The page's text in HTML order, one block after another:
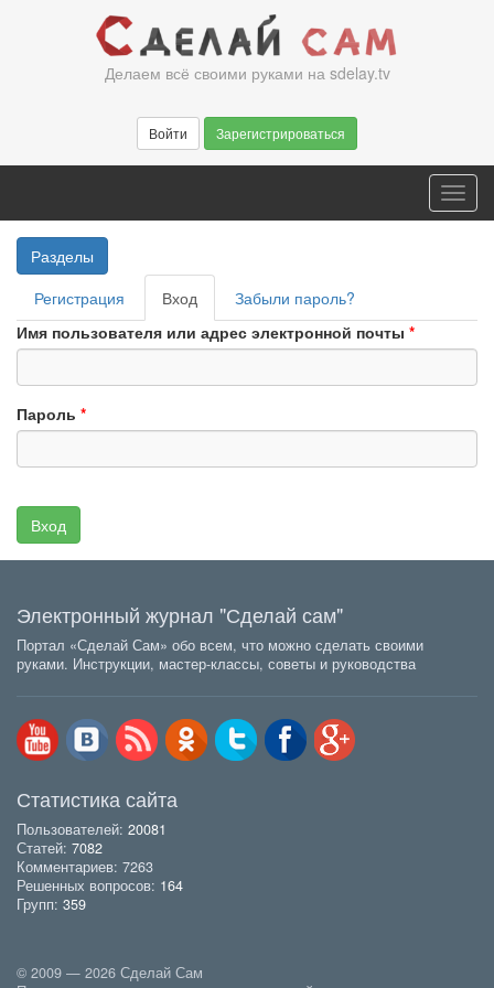
Делаем всё своими руками на sdelay.tv
Войти Зарегистрироваться
Разделы
Главные
вкладки
Регистрация Вход (активная
вкладка)
Забыли пароль?
Имя пользователя или адрес электронной почты *
Пароль *
Вход
Электронный журнал "Сделай сам"
Портал «Сделай Сам» обо всем, что можно сделать своими
руками. Инструкции, мастер-классы, советы и руководства
Статистика сайта
Пользователей: 20081
Статей: 7082
Комментариев: 7263
Решенных вопросов: 164
Групп: 359
© 2009 — 2026 Сделай Сам